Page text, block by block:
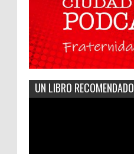
UN LIBRO RECOMENDADO